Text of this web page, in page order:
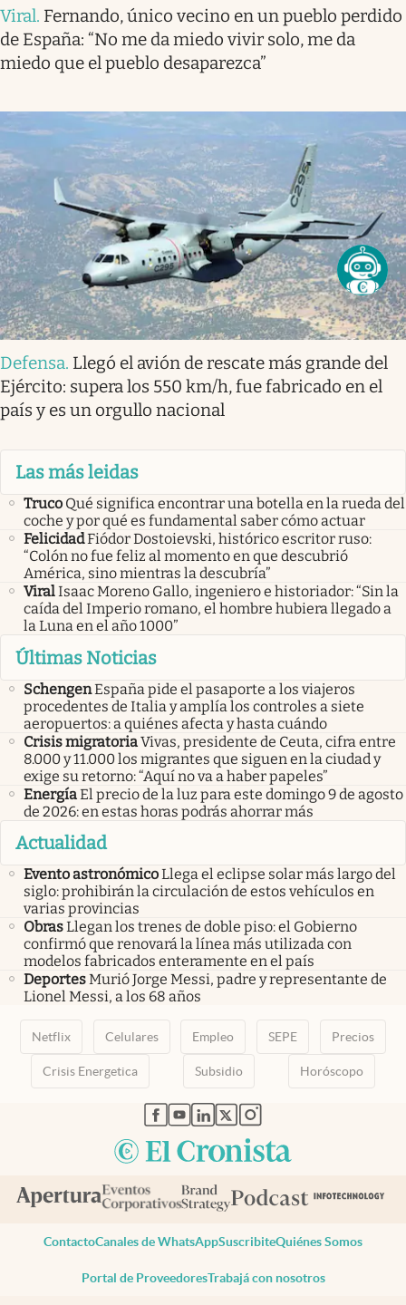
Viral. Fernando, único vecino en un pueblo perdido
de España: “No me da miedo vivir solo, me da
miedo que el pueblo desaparezca”
Defensa. Llegó el avión de rescate más grande del
Ejército: supera los 550 km/h, fue fabricado en el
país y es un orgullo nacional
Las más leidas
Truco Qué significa encontrar una botella en la rueda del
coche y por qué es fundamental saber cómo actuar
FelicidadFiódor Dostoievski, histórico escritor ruso:
“Colón no fue feliz al momento en que descubrió
América, sino mientras la descubría”
ViralIsaac Moreno Gallo, ingeniero e historiador: “Sin la
caída del Imperio romano, el hombre hubiera llegado a
la Luna en el año 1000”
Últimas Noticias
SchengenEspaña pide el pasaporte a los viajeros
procedentes de Italia y amplía los controles a siete
aeropuertos: a quiénes afecta y hasta cuándo
Crisis migratoriaVivas, presidente de Ceuta, cifra entre
8.000 y 11.000 los migrantes que siguen en la ciudad y
exige su retorno: “Aquí no va a haber papeles”
EnergíaEl precio de la luz para este domingo 9 de agosto
de 2026: en estas horas podrás ahorrar más
Actualidad
Evento astronómicoLlega el eclipse solar más largo del
siglo: prohibirán la circulación de estos vehículos en
varias provincias
ObrasLlegan los trenes de doble piso: el Gobierno
confirmó que renovará la línea más utilizada con
modelos fabricados enteramente en el país
DeportesMurió Jorge Messi, padre y representante de
Lionel Messi, a los 68 años
Netflix Celulares Empleo SEPE Precios
Crisis Energetica Subsidio Horóscopo
abre en nueva pestaña
abre en nueva pestaña
abre en nueva pestaña
abre en nueva pestaña
abre en nueva pestaña
ContactoCanales de WhatsAppSuscribiteQuiénes Somos
Portal de ProveedoresTrabajá con nosotros